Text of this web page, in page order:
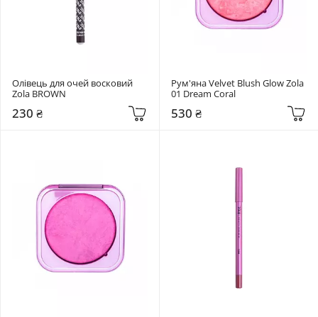
Олівець для очей восковий
Zola BROWN
230 ₴
Рум'яна Velvet Blush Glow Zola
01 Dream Coral
530 ₴